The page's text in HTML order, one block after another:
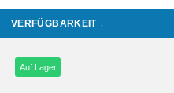
VERFÜGBARKEIT
Auf Lager